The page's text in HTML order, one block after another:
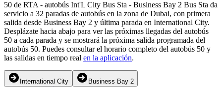
50 de RTA - autobús Int'L City Bus Sta - Business Bay 2 Bus Sta da
servicio a 32 paradas de autobús en la zona de Dubai, con primera
salida desde Business Bay 2 y última parada en International City.
Desplázate hacia abajo para ver las próximas llegadas del autobús
50 a cada parada y se mostrará la próxima salida programada del
autobús 50. Puedes consultar el horario completo del autobús 50 y
las salidas en tiempo real en la aplicación.
International City Business Bay 2